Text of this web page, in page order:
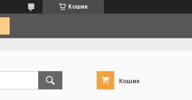
Кошик
Кошик